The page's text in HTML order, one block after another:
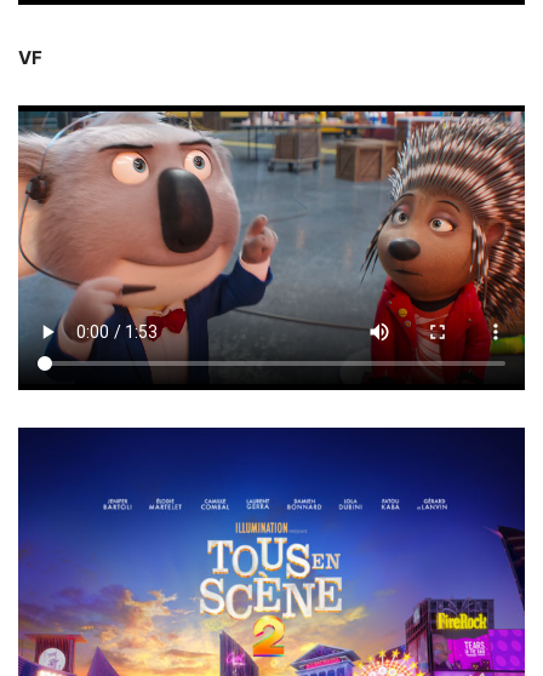
VF